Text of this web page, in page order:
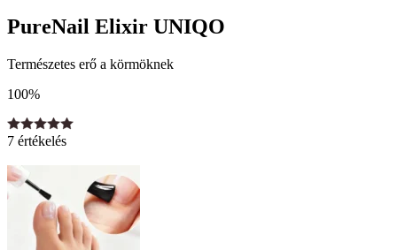
PureNail Elixir UNIQO
Természetes erő a körmöknek
100%
7 értékelés